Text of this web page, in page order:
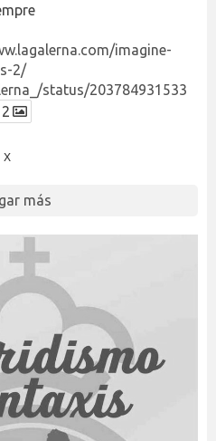
imagine-
2/
status/203784931533
2
X
más